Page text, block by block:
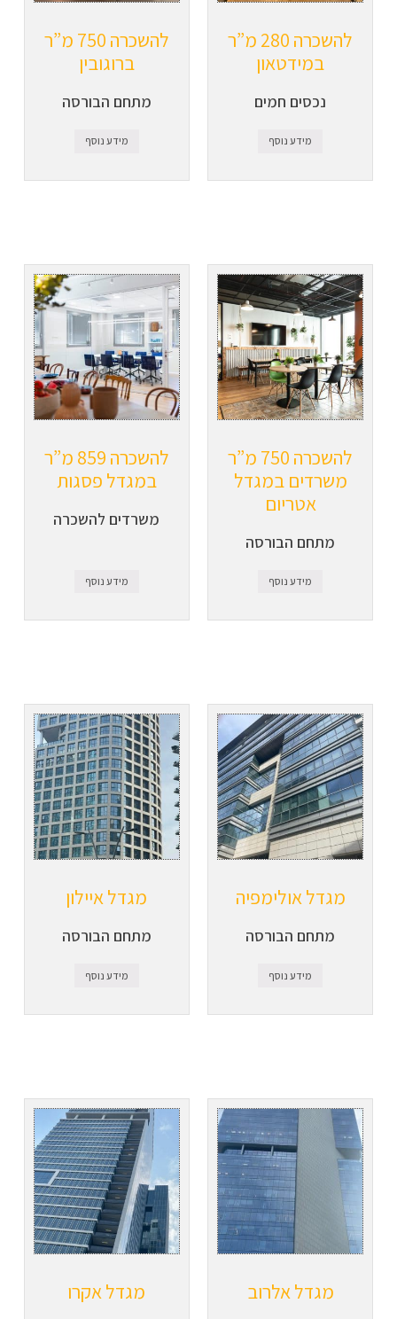
להשכרה 280 מ”ר
במידטאון
נכסים חמים
מידע נוסף
להשכרה 750 מ”ר
ברוגובין
מתחם הבורסה
מידע נוסף
להשכרה 750 מ”ר
משרדים במגדל
אטריום
מתחם הבורסה
מידע נוסף
להשכרה 859 מ”ר
במגדל פסגות
משרדים להשכרה
מידע נוסף
מגדל אולימפיה
מתחם הבורסה
מידע נוסף
מגדל איילון
מתחם הבורסה
מידע נוסף
מגדל אלרוב מגדל אקרו